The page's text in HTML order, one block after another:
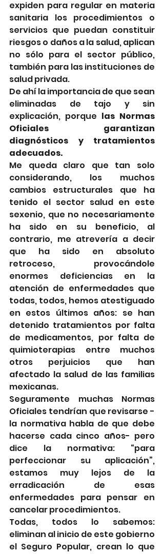
expiden para regular en materia
sanitaria los procedimientos o
servicios que puedan constituir
riesgos o daños a la salud, aplican
no sólo para el sector público,
también para las instituciones de
salud privada.
De ahí la importancia de que sean
eliminadas de tajo y sin
explicación, porque las Normas
Oficiales garantizan
diagnósticos y tratamientos
adecuados.
Me queda claro que tan solo
considerando, los muchos
cambios estructurales que ha
tenido el sector salud en este
sexenio, que no necesariamente
ha sido en su beneficio, al
contrario, me atrevería a decir
que ha sido en absoluto
retroceso, provocándole
enormes deficiencias en la
atención de enfermedades que
todas, todos, hemos atestiguado
en estos últimos años: se han
detenido tratamientos por falta
de medicamentos, por falta de
quimioterapias entre muchos
otros perjuicios que han
afectado la salud de las familias
mexicanas.
Seguramente muchas Normas
Oficiales tendrían que revisarse -
la normativa habla de que debe
hacerse cada cinco años- pero
dice la normativa: “para
perfeccionar su aplicación”,
estamos muy lejos de la
erradicación de esas
enfermedades para pensar en
cancelar procedimientos.
Todas, todos lo sabemos:
eliminan al inicio de este gobierno
el Seguro Popular, crean lo que